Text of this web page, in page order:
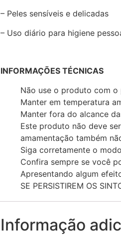
– Peles sensíveis e delicadas
– Uso diário para higiene
INFORMAÇÕES TÉCNICAS
Não use o produto com
Manter em temperatura
Manter fora do alcance
Este produto não deve
amamentação também
Siga corretamente o
Confira sempre se você
Apresentando algum
SE PERSISTIREM OS
Informação